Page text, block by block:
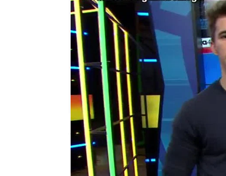
mega
Madrid
Publicado:29 de mayo de 2018, 02:54